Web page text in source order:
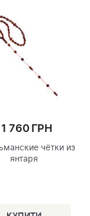
760 ГРН
чётки из
янтаря